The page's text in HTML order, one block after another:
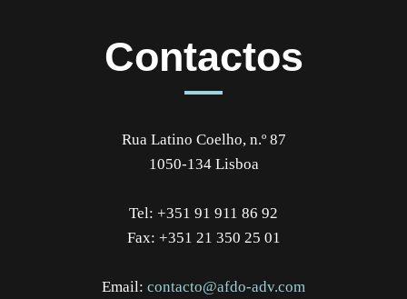
Contactos
Rua Latino Coelho, n.º 87
1050-134 Lisboa
Tel: +351 91 911 86 92
Fax: +351 21 350 25 01
Email: contacto@afdo-adv.com